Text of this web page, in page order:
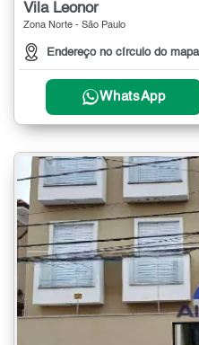
Vila Leonor
Zona Norte - São Paulo
Endereço no círculo do mapa
WhatsApp